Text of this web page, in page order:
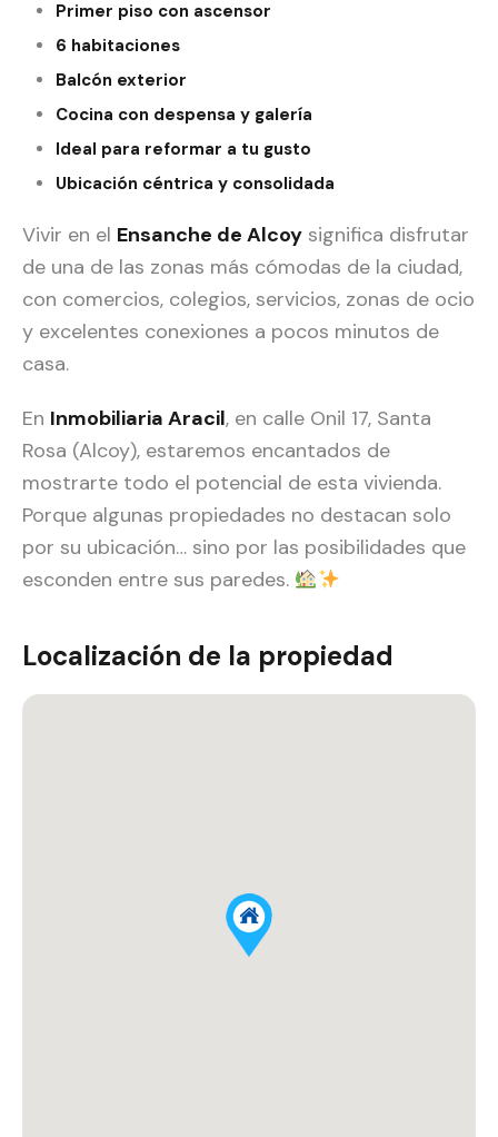
Primer piso con ascensor
6 habitaciones
Balcón exterior
Cocina con despensa y galería
Ideal para reformar a tu gusto
Ubicación céntrica y consolidada
Vivir en el Ensanche de Alcoy significa disfrutar
de una de las zonas más cómodas de la ciudad,
con comercios, colegios, servicios, zonas de ocio
y excelentes conexiones a pocos minutos de
casa.
En Inmobiliaria Aracil, en calle Onil 17, Santa
Rosa (Alcoy), estaremos encantados de
mostrarte todo el potencial de esta vivienda.
Porque algunas propiedades no destacan solo
por su ubicación… sino por las posibilidades que
esconden entre sus paredes.
Localización de la propiedad